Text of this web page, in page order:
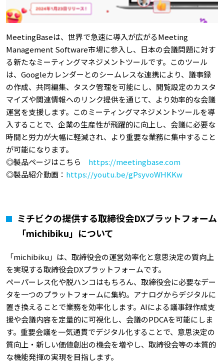
MeetingBaseは、世界で急速に導入が広がるMeeting
Management Software市場に参入し、日本の会議問題に対す
る新たなミーティングマネジメントツールです。このツール
は、Googleカレンダーとのシームレスな連携により、議事録
の作成、共同編集、タスク管理を可能にし、閲覧設定のカスタ
マイズや関連情報へのリンク提供を通じて、より効率的な会議
運営を支援します。このミーティングマネジメントツールを導
入することで、企業の生産性が飛躍的に向上し、会議に必要な
時間と労力が大幅に軽減され、より重要な業務に集中すること
が可能になります。
◎製品ページはこちら https://meetingbase.com
◎製品紹介動画： https://youtu.be/gPsyvoWHKKw
ミチビクの提供する取締役会DXプラットフォーム
「michibiku」について
「michibiku」は、取締役会の運営効率化と意思決定の質向上
を実現する取締役会DXプラットフォームです。
ペーパーレス化や脱ハンコはもちろん、取締役会に必要なデー
タを一つのプラットフォームに集約。アナログからデジタルに
置き換えることで業務を効率化します。AIによる議事録作成支
援や会議内容を定量的に可視化し、会議のPDCAを可能にしま
す。重要会議を一気通貫でデジタル化することで、意思決定の
質向上・新しい価値創出の機会を増やし、取締役会等の本質的
な機能発揮の実現を目指します。